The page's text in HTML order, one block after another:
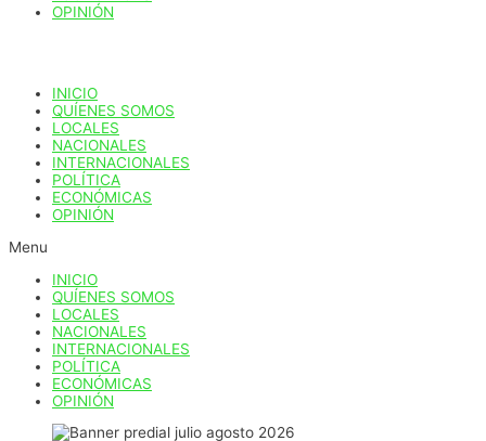
OPINIÓN
INICIO
QUÍENES SOMOS
LOCALES
NACIONALES
INTERNACIONALES
POLÍTICA
ECONÓMICAS
OPINIÓN
Menu
INICIO
QUÍENES SOMOS
LOCALES
NACIONALES
INTERNACIONALES
POLÍTICA
ECONÓMICAS
OPINIÓN